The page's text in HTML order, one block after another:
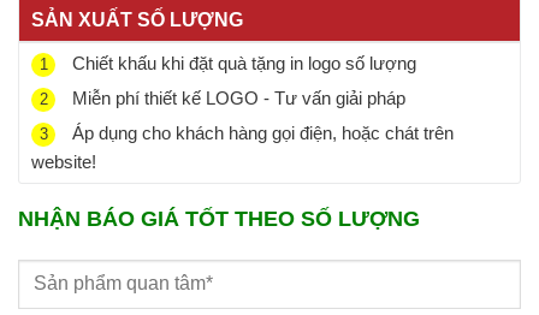
SẢN XUẤT SỐ LƯỢNG
1 Chiết khấu khi đặt quà tặng in logo số lượng
2 Miễn phí thiết kế LOGO - Tư vấn giải pháp
3
Áp dụng cho khách hàng gọi điện, hoặc chát trên
website!
NHẬN BÁO GIÁ TỐT THEO SỐ LƯỢNG